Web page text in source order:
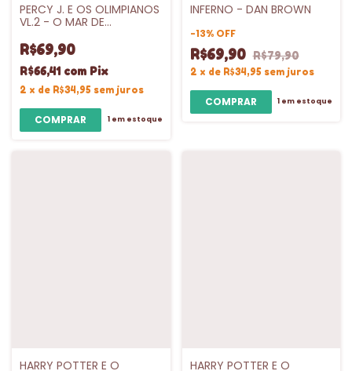
PERCY J. E OS OLIMPIANOS
VL.2 - O MAR DE
R$69,90
R$66,41 com Pix
2 x de R$34,95 sem juros
1em estoque
INFERNO - DAN BROWN
-13% OFF
R$69,90 R$79,90
2 x de R$34,95 sem juros
1 em estoque
HARRY POTTER E O
HARRY POTTER E O